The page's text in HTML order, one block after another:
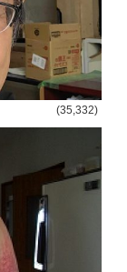
(35,332)